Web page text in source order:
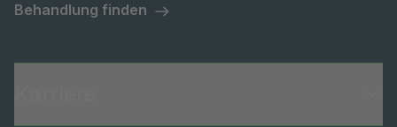
Behandlung finden